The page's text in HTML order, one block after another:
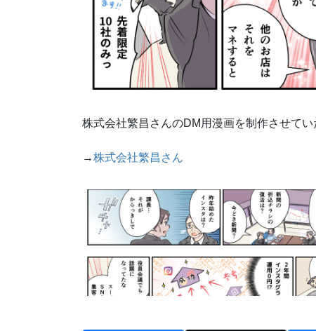
株式会社繁昌さんのDM用漫画を制作させてい
→株式会社繁昌さん